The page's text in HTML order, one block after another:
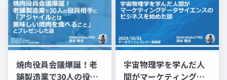
焼肉役員会議爆誕！老
舗製造業で30人の役員
宇宙物理学を学んだ人
間がマーケティングサ